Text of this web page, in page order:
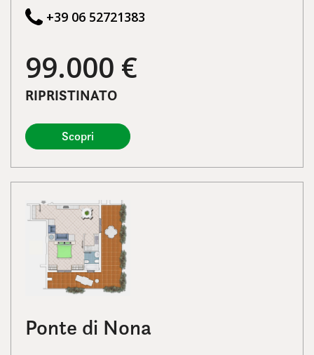
+39 06 52721383
99.000 €
RIPRISTINATO
Scopri
Ponte di Nona